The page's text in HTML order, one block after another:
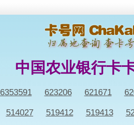
中国农业银行卡
6353591 623206 621671
514027 519412 519413